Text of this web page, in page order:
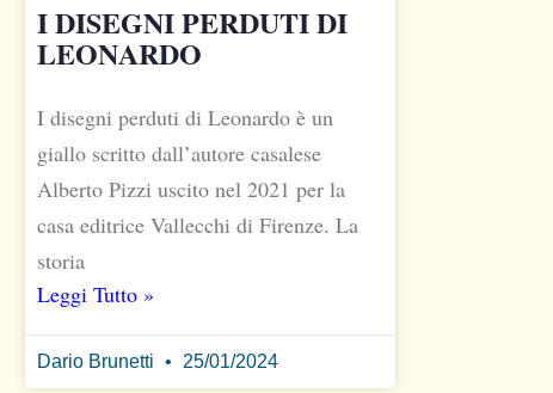
I DISEGNI PERDUTI DI
LEONARDO
I disegni perduti di Leonardo è un
giallo scritto dall’autore casalese
Alberto Pizzi uscito nel 2021 per la
casa editrice Vallecchi di Firenze. La
storia
Leggi Tutto »
Dario Brunetti 25/01/2024